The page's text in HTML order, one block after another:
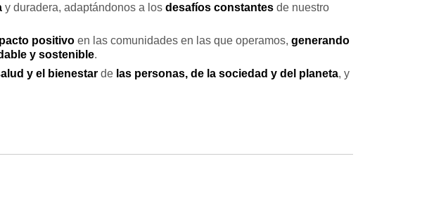
y duradera, adaptándonos a los desafíos constantes de nuestro
positivo en las comunidades en las que operamos, generando
y sostenible.
y el bienestar de las personas, de la sociedad y del planeta, y